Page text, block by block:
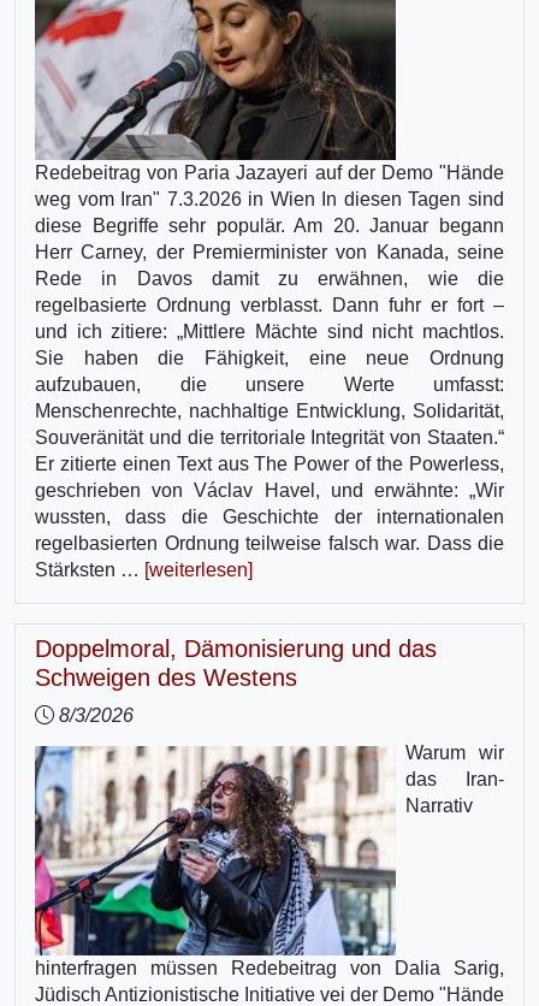
Redebeitrag von Paria Jazayeri auf der Demo "Hände
weg vom Iran" 7.3.2026 in Wien In diesen Tagen sind
diese Begriffe sehr populär. Am 20. Januar begann
Herr Carney, der Premierminister von Kanada, seine
Rede in Davos damit zu erwähnen, wie die
regelbasierte Ordnung verblasst. Dann fuhr er fort –
und ich zitiere: „Mittlere Mächte sind nicht machtlos.
Sie haben die Fähigkeit, eine neue Ordnung
aufzubauen, die unsere Werte umfasst:
Menschenrechte, nachhaltige Entwicklung, Solidarität,
Souveränität und die territoriale Integrität von Staaten.“
Er zitierte einen Text aus The Power of the Powerless,
geschrieben von Václav Havel, und erwähnte: „Wir
wussten, dass die Geschichte der internationalen
regelbasierten Ordnung teilweise falsch war. Dass die
Stärksten … [weiterlesen]
Doppelmoral, Dämonisierung und das
Schweigen des Westens
8/3/2026
Warum wir
das Iran-
Narrativ
hinterfragen müssen Redebeitrag von Dalia Sarig,
Jüdisch Antizionistische Initiative vei der Demo "Hände